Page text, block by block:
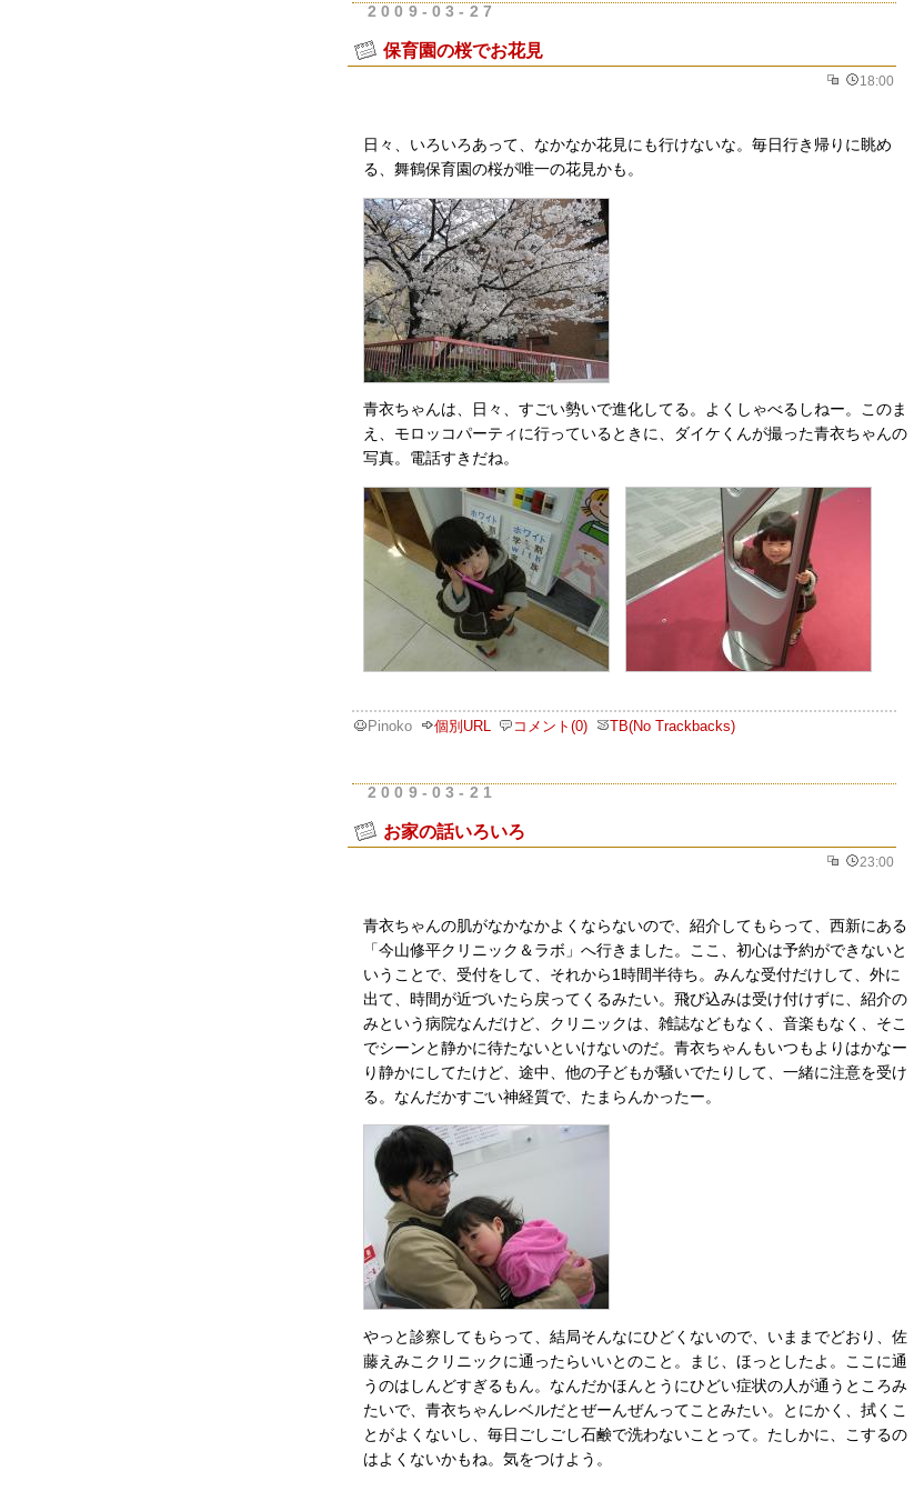
2009-03-27
保育園の桜でお花見
18:00
日々、いろいろあって、なかなか花見にも行けないな。毎日行き帰りに眺め
る、舞鶴保育園の桜が唯一の花見かも。
青衣ちゃんは、日々、すごい勢いで進化してる。よくしゃべるしねー。このま
え、モロッコパーティに行っているときに、ダイケくんが撮った青衣ちゃんの
写真。電話すきだね。
Pinoko 個別URL コメント(0) TB(No Trackbacks)
2009-03-21
お家の話いろいろ
23:00
青衣ちゃんの肌がなかなかよくならないので、紹介してもらって、西新にある
「今山修平クリニック＆ラボ」へ行きました。ここ、初心は予約ができないと
いうことで、受付をして、それから1時間半待ち。みんな受付だけして、外に
出て、時間が近づいたら戻ってくるみたい。飛び込みは受け付けずに、紹介の
みという病院なんだけど、クリニックは、雑誌などもなく、音楽もなく、そこ
でシーンと静かに待たないといけないのだ。青衣ちゃんもいつもよりはかなー
り静かにしてたけど、途中、他の子どもが騒いでたりして、一緒に注意を受け
る。なんだかすごい神経質で、たまらんかったー。
やっと診察してもらって、結局そんなにひどくないので、いままでどおり、佐
藤えみこクリニックに通ったらいいとのこと。まじ、ほっとしたよ。ここに通
うのはしんどすぎるもん。なんだかほんとうにひどい症状の人が通うところみ
たいで、青衣ちゃんレベルだとぜーんぜんってことみたい。とにかく、拭くこ
とがよくないし、毎日ごしごし石鹸で洗わないことって。たしかに、こするの
はよくないかもね。気をつけよう。